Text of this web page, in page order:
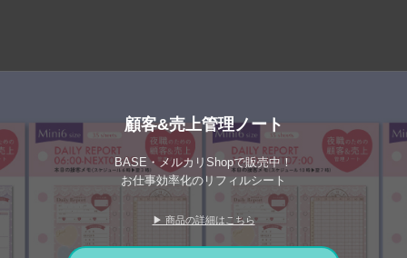
顧客&売上管理ノート
BASE・メルカリShopで販売中！
お仕事効率化のリフィルシート
▶ 商品の詳細はこちら